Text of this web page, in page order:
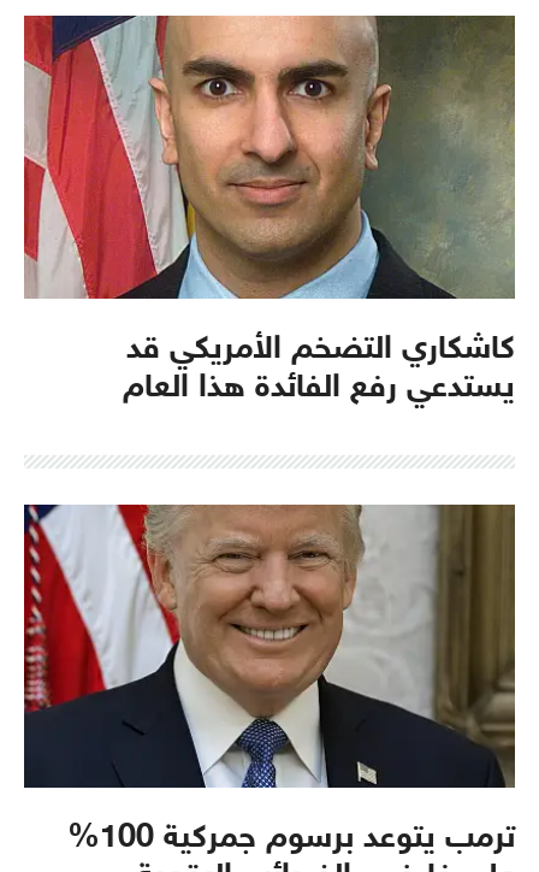
كاشكاري التضخم الأمريكي قد
يستدعي رفع الفائدة هذا العام
ترمب يتوعد برسوم جمركية 100%